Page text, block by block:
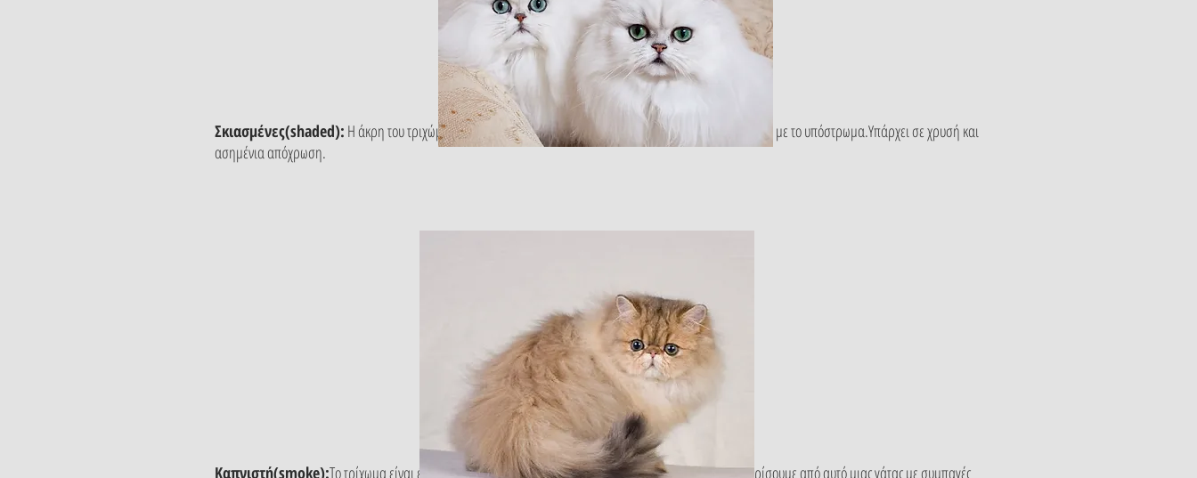
Σκιασμένες(shaded): Η άκρη του τριχώματος είναι πιο έντονα χρωματισμένη, αλλά κάνει έντονη αντίθεση με το υπόστρωμα.Υπάρχει σε χρυσή και
ασημένια απόχρωση.
Καπνιστή(smoke):Το τρίχωμα είναι έντονα χρωματισμένο, και μερικές φορές είναι δύσκολο να το ξεχωρίσουμε από αυτό μιας γάτας με συμπαγές